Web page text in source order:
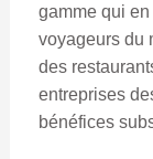
gamme qui
voyageurs du
des
entreprises
bénéfices